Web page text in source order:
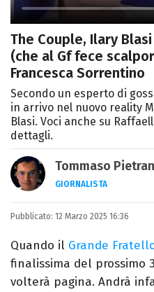
The Couple, Ilary
(che al Gf fece
Francesca Sorrentino
Secondo un esperto di
in arrivo nel nuovo reality
Blasi. Voci anche su
dettagli.
Tommaso
GIORNALISTA
Autore,
cinema, poesia e
canzoni e ama i
Pubblicato: 12 Marzo 2025 16:36
Quando il Grande
finalissima del prossimo
volterà pagina. Andrà